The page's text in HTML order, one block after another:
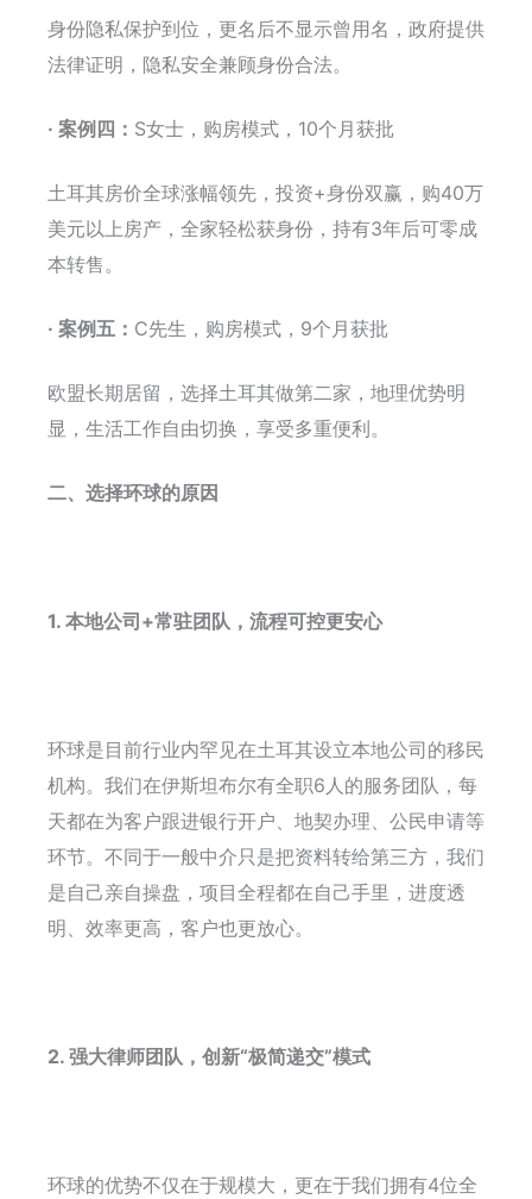
身份隐私保护到位，更名后不显示曾用名，政府提供
法律证明，隐私安全兼顾身份合法。
· 案例四： S女士，购房模式，10个月获批
土耳其房价全球涨幅领先，投资+身份双赢，购40万
美元以上房产，全家轻松获身份，持有3年后可零成
本转售。
· 案例五： C先生，购房模式，9个月获批
欧盟长期居留，选择土耳其做第二家，地理优势明
显，生活工作自由切换，享受多重便利。
二、选择环球的原因
1. 本地公司+常驻团队，流程可控更安心
环球是目前行业内罕见在土耳其设立本地公司的移民
机构。我们在伊斯坦布尔有全职6人的服务团队，每
天都在为客户跟进银行开户、地契办理、公民申请等
环节。不同于一般中介只是把资料转给第三方，我们
是自己亲自操盘，项目全程都在自己手里，进度透
明、效率更高，客户也更放心。
2. 强大律师团队，创新“极简递交”模式
环球的优势不仅在于规模大，更在于我们拥有4位全